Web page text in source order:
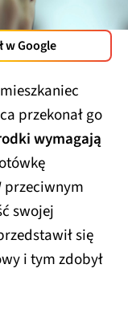
w Google
przekonał go
wymagają
przeciwnym
swojej
się
i tym zdobył